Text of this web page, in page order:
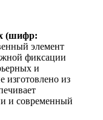
(шифр:
элемент
фиксации
и
изготовлено из
и современный